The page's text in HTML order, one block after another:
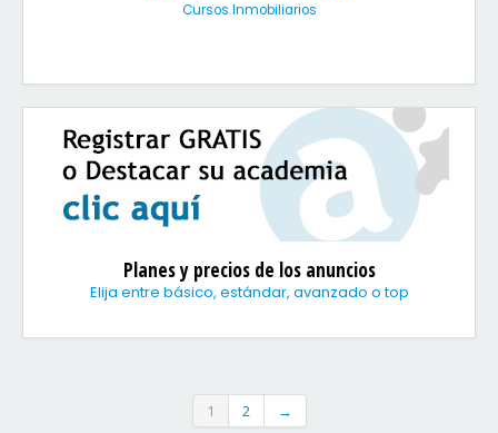
Cursos Inmobiliarios
Planes y precios de los anuncios
Elija entre básico, estándar, avanzado o top
1 2 →